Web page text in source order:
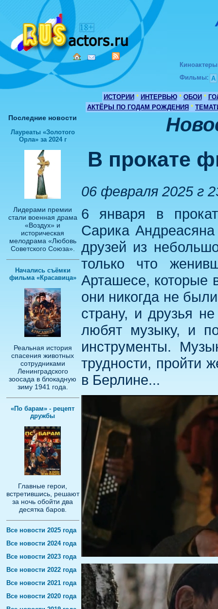
Киноактеры
Фильмы: А
ИСТОРИИ * ИНТЕРВЬЮ * ОБОИ *
АКТЁРЫ ПО ГОДАМ РОЖДЕНИЯ *
Последние новости
Лауреаты «Золотого
Орла» за 2024 г
Лидерами премии
стали военная драма
«Воздух» и
историческая
мелодрама «Любовь
Советского Союза».
Начались съёмки
фильма «Красавица»
Реальная история
спасения животных
сотрудниками
Ленинградского
зоосада в блокадную
зиму 1941 года.
«По барам» - рецепт
дружбы
Главные герои,
встретившись, решают
за ночь обойти два
десятка баров.
Все новости 2025 года
Все новости 2024 года
Все новости 2023 года
Все новости 2022 года
Все новости 2021 года
Все новости 2020 года
В прокате
06 февраля 2025 г
6 января в
Сарика
друзей из
только что
Арташесе, которые
они никогда не
страну, и друзья
любят музыку, и
инструменты.
трудности, пройти
в Берлине...